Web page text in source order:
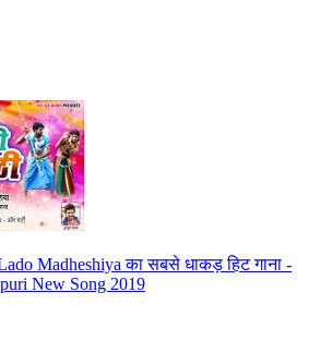
Lado Madheshiya का सबसे धाकड़ हिट गाना -
New Song 2019